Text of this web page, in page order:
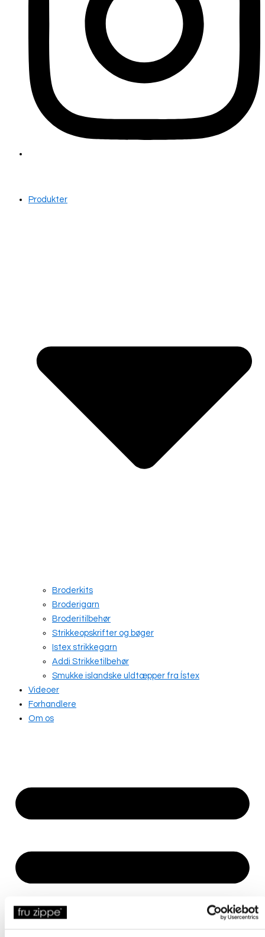
Produkter
Broderkits
Broderigarn
Broderitilbehør
Strikkeopskrifter og bøger
Istex strikkegarn
Addi Strikketilbehør
Smukke islandske uldtæpper fra Ístex
Videoer
Forhandlere
Om os